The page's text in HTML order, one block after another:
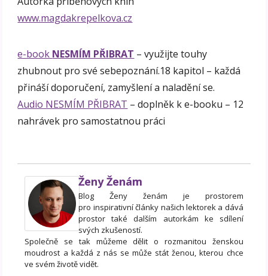
www.magdakrepelkova.cz
e-book NESMÍM PŘIBRAT – využijte touhy
zhubnout pro své sebepoznání.18 kapitol – každá
přináší doporučení, zamyšlení a naladění se.
Audio NESMÍM PŘIBRAT – doplněk k e-booku – 12
nahrávek pro samostatnou práci
Ženy Ženám
Blog Ženy ženám je prostorem
pro inspirativní články našich lektorek a dává
prostor také dalším autorkám ke sdílení
svých zkušeností.
Společně se tak můžeme dělit o rozmanitou ženskou
moudrost a každá z nás se může stát ženou, kterou chce
ve svém životě vidět.